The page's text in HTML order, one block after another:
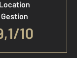
Location
Gestion
10